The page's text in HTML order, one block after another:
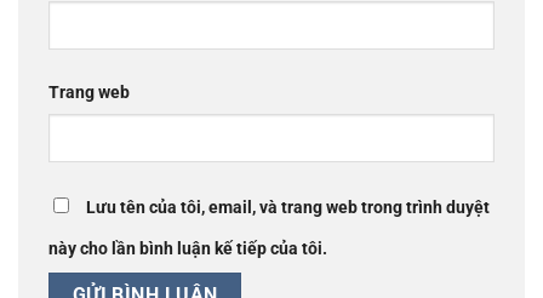
Trang web
Lưu tên của tôi, email, và trang web trong trình duyệt
này cho lần bình luận kế tiếp của tôi.